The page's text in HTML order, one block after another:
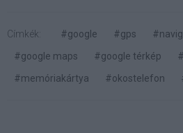
Címkék: #google #gps
#google maps
#google térkép
#memóriakártya
#okostelefon